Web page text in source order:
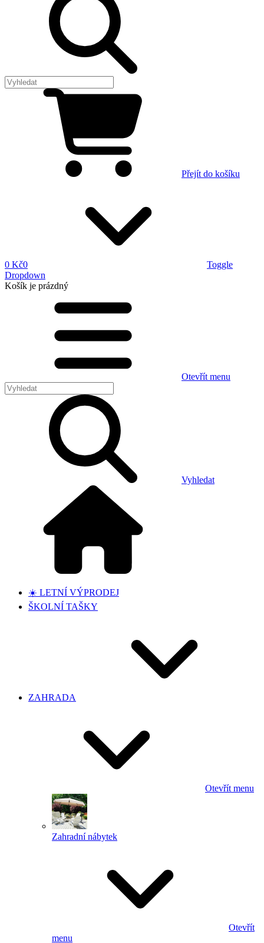
Přejít do košíku
0 Kč0
Toggle
Dropdown
Košík je prázdný
Otevřít menu
Vyhledat
☀️ LETNÍ VÝPRODEJ
ŠKOLNÍ TAŠKY
ZAHRADA
Otevřít menu
Zahradní nábytek
Otevřít
menu